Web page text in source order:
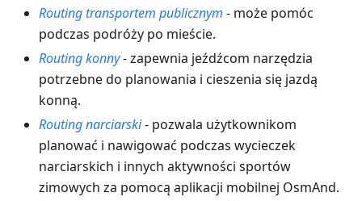
Routing transportem publicznym - może pomóc
podczas podróży po mieście.
Routing konny- zapewnia jeźdźcom narzędzia
potrzebne do planowania i cieszenia się jazdą
konną.
Routing narciarski- pozwala użytkownikom
planować i nawigować podczas wycieczek
narciarskich i innych aktywności sportów
zimowych za pomocą aplikacji mobilnej OsmAnd.